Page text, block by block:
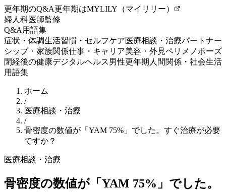
更年期のQ&A更年期はMYLILY（マイリリー）
婦人科医師監修
Q&A 用語集
症状・体調生活習慣・セルフケア医療相談・治療パートナー
シップ・家族関係仕事・キャリア美容・外見ペリメノポーズ
閉経後の健康デジタルヘルス男性更年期 人間関係・社会生活
用語集
ホーム
/
医療相談・治療
/
骨密度の数値が「YAM 75%」でした。すぐ治療が必要
ですか？
医療相談・治療
骨密度の数値が「YAM 75%」でした。